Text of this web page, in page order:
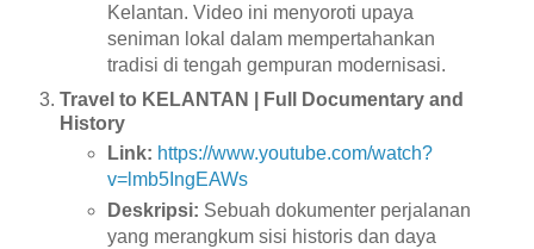
Kelantan. Video ini menyoroti upaya
seniman lokal dalam mempertahankan
tradisi di tengah gempuran modernisasi.
Travel to KELANTAN | Full Documentary and
History
Link: https://www.youtube.com/watch?
v=lmb5IngEAWs
Deskripsi: Sebuah dokumenter perjalanan
yang merangkum sisi historis dan daya